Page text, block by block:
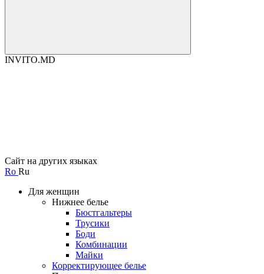
INVITO.MD
Сайт на других языках
Ro Ru
Для женщин
Нижнее белье
Бюстгальтеры
Трусики
Боди
Комбинации
Майки
Корректирующее белье